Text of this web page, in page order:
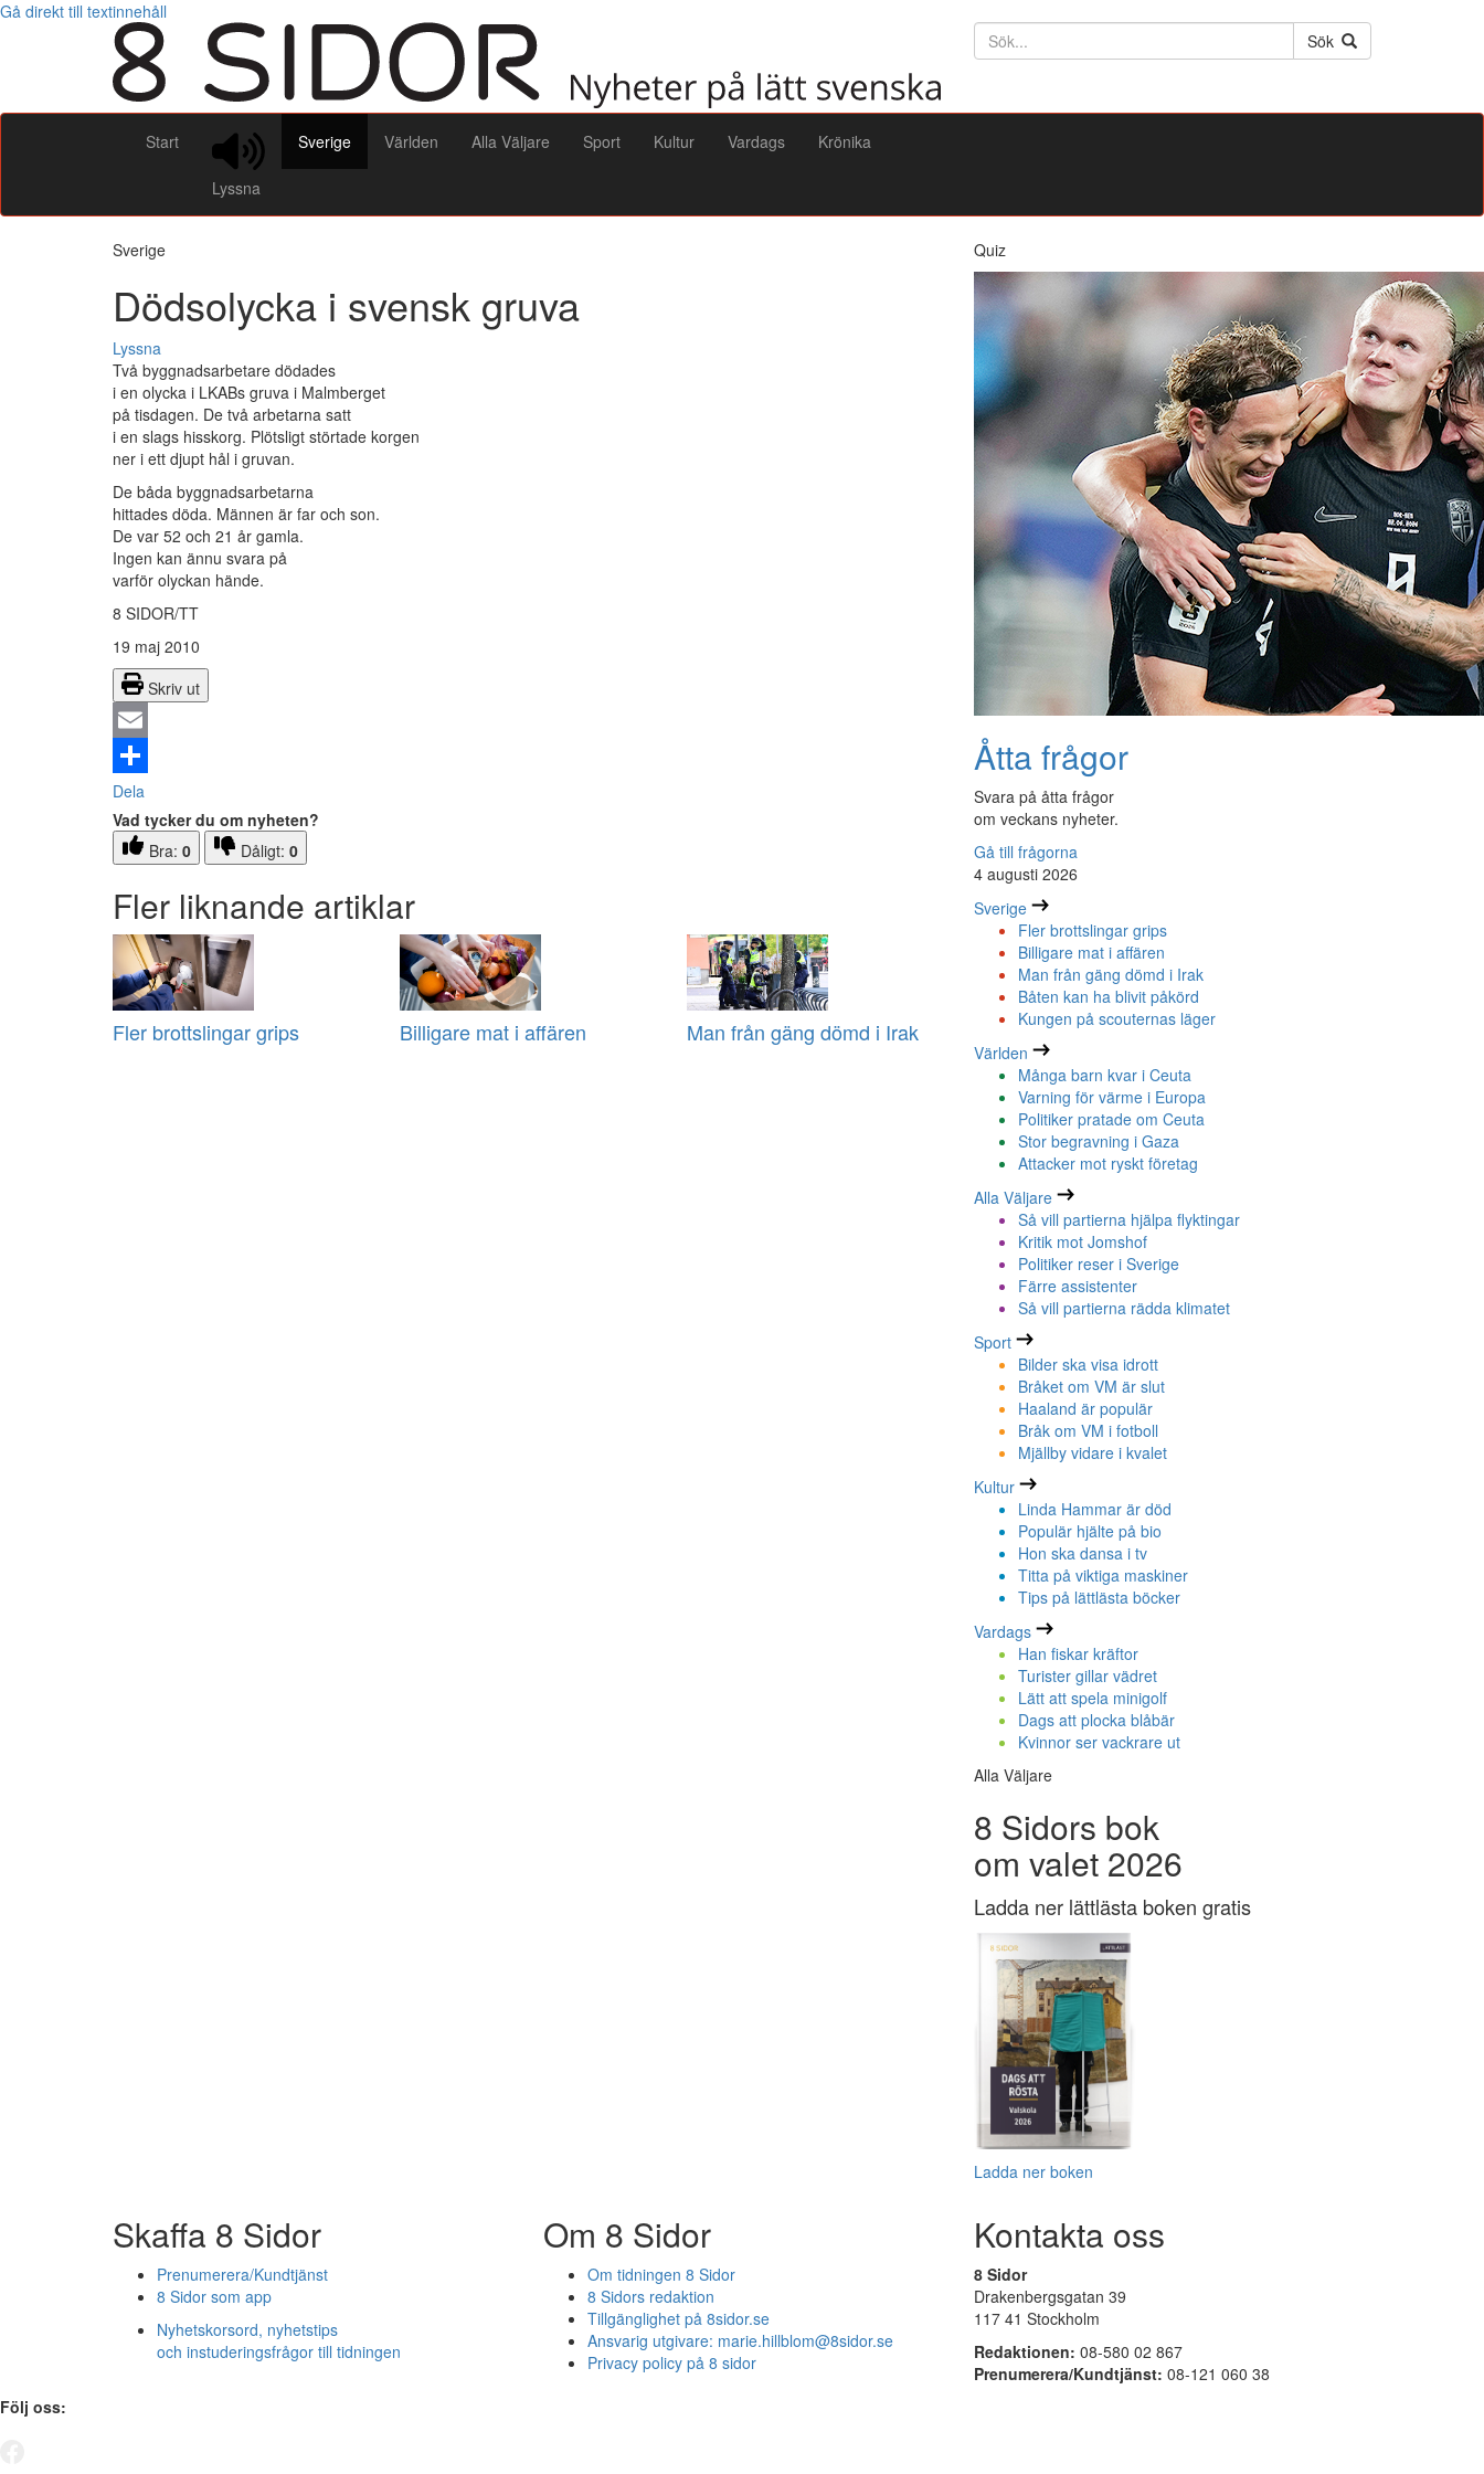
Gå direkt till textinnehåll
Söktext
Sök
Start
Lyssna
Sverige Världen Alla Väljare Sport Kultur Vardags Krönika
Sverige
Dödsolycka i svensk gruva
Lyssna
Två byggnadsarbetare dödades
i en olycka i LKABs gruva i Malmberget
på tisdagen. De två arbetarna satt
i en slags hisskorg. Plötsligt störtade korgen
ner i ett djupt hål i gruvan.
De båda byggnadsarbetarna
hittades döda. Männen är far och son.
De var 52 och 21 år gamla.
Ingen kan ännu svara på
varför olyckan hände.
8 SIDOR/TT
19 maj 2010
Skriv ut
Email
Dela
Vad tycker du om nyheten?
Bra: 0 Dåligt: 0
Fler liknande artiklar
Fler brottslingar grips Billigare mat i affären Man från gäng dömd i Irak
Quiz
Åtta frågor
Svara på åtta frågor
om veckans nyheter.
Gå till frågorna
4 augusti 2026
Sverige
Fler brottslingar grips
Billigare mat i affären
Man från gäng dömd i Irak
Båten kan ha blivit påkörd
Kungen på scouternas läger
Världen
Många barn kvar i Ceuta
Varning för värme i Europa
Politiker pratade om Ceuta
Stor begravning i Gaza
Attacker mot ryskt företag
Alla Väljare
Så vill partierna hjälpa flyktingar
Kritik mot Jomshof
Politiker reser i Sverige
Färre assistenter
Så vill partierna rädda klimatet
Sport
Bilder ska visa idrott
Bråket om VM är slut
Haaland är populär
Bråk om VM i fotboll
Mjällby vidare i kvalet
Kultur
Linda Hammar är död
Populär hjälte på bio
Hon ska dansa i tv
Titta på viktiga maskiner
Tips på lättlästa böcker
Vardags
Han fiskar kräftor
Turister gillar vädret
Lätt att spela minigolf
Dags att plocka blåbär
Kvinnor ser vackrare ut
Alla Väljare
8 Sidors bok
om valet 2026
Ladda ner lättlästa boken gratis
Ladda ner boken
Skaffa 8 Sidor
Prenumerera/Kundtjänst
8 Sidor som app
Nyhetskorsord, nyhetstips
och instuderingsfrågor till tidningen
Om 8 Sidor
Om tidningen 8 Sidor
8 Sidors redaktion
Tillgänglighet på 8sidor.se
Ansvarig utgivare: marie.hillblom@8sidor.se
Privacy policy på 8 sidor
Kontakta oss
8 Sidor
Drakenbergsgatan 39
117 41 Stockholm
Redaktionen: 08-580 02 867
Prenumerera/Kundtjänst: 08-121 060 38
Följ oss: